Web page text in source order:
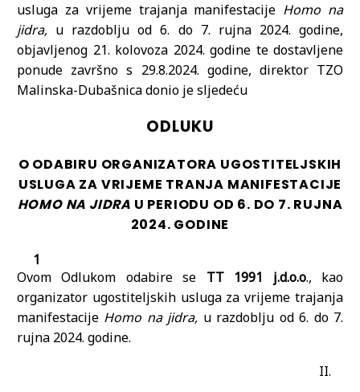
usluga za vrijeme trajanja manifestacije Homo na
jidra, u razdoblju od 6. do 7. rujna 2024. godine,
objavljenog 21. kolovoza 2024. godine te dostavljene
ponude završno s 29.8.2024. godine, direktor TZO
Malinska-Dubašnica donio je sljedeću
ODLUKU
O ODABIRU ORGANIZATORA UGOSTITELJSKIH
USLUGA ZA VRIJEME TRANJA MANIFESTACIJE
HOMO NA JIDRA U PERIODU OD 6. DO 7. RUJNA
2024. GODINE
Ovom Odlukom odabire se TT 1991 j.d.o.o., kao
organizator ugostiteljskih usluga za vrijeme trajanja
manifestacije Homo na jidra, u razdoblju od 6. do 7.
rujna 2024. godine.
II.